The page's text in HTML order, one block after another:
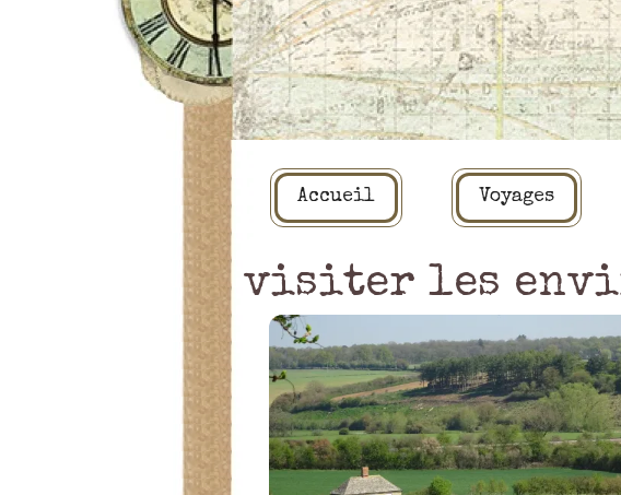
Accueil Voyages
visiter les